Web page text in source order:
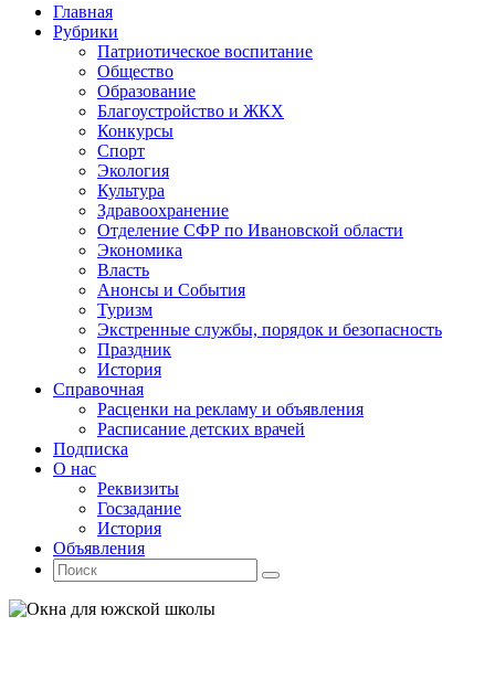
Промотать
содержимому
Главная
Рубрики
Патриотическое воспитание
Общество
Образование
Благоустройство и ЖКХ
Конкурсы
Спорт
Экология
Культура
Здравоохранение
Отделение СФР по Ивановской области
Экономика
Власть
Анонсы и События
Туризм
Экстренные службы, порядок и безопасность
Праздник
История
Справочная
Расценки на рекламу и объявления
Расписание детских врачей
Подписка
О нас
Реквизиты
Госзадание
История
Объявления
Поиск
Искать:
Поиск